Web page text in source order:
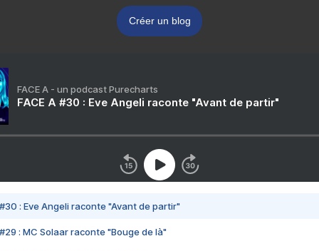
Créer un blog
FACE A - un podcast Purecharts
FACE A #30 : Eve Angeli raconte "Avant de partir"
#30 : Eve Angeli raconte "Avant de partir"
#29 : MC Solaar raconte "Bouge de là"